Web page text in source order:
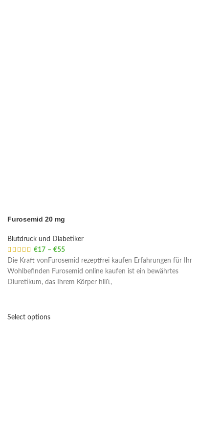
Furosemid 20 mg
Blutdruck und Diabetiker
€17 – €55
Die Kraft vonFurosemid rezeptfrei kaufen Erfahrungen für Ihr
Wohlbefinden Furosemid online kaufen ist ein bewährtes
Diuretikum, das Ihrem Körper hilft,
Select options